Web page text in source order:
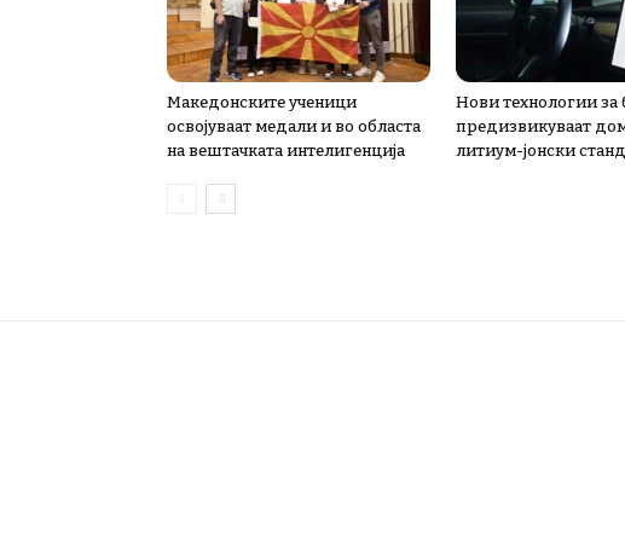
Македонските ученици
освојуваат медали и во областа
на вештачката интелигенција
Нови технологии за
предизвикуваат
литиум-јонски